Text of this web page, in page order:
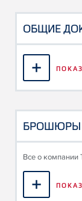
ОБЩИЕ
БРОШЮРЫ
Все о компании